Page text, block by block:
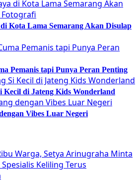
Kota Lama Semarang Akan Disulap
Pemanis tapi Punya Peran Penting
di Jateng Kids Wonderland
Vibes Luar Negeri